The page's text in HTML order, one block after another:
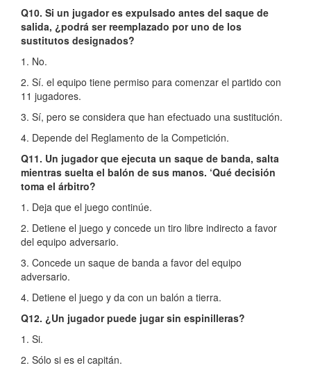
Q10. Si un jugador es expulsado antes del saque de
salida, ¿podrá ser reemplazado por uno de los
sustitutos designados?
1. No.
2. Sí. el equipo tiene permiso para comenzar el partido con
11 jugadores.
3. Sí, pero se considera que han efectuado una sustitución.
4. Depende del Reglamento de la Competición.
Q11. Un jugador que ejecuta un saque de banda, salta
mientras suelta el balón de sus manos. ‘Qué decisión
toma el árbitro?
1. Deja que el juego continúe.
2. Detiene el juego y concede un tiro libre indirecto a favor
del equipo adversario.
3. Concede un saque de banda a favor del equipo
adversario.
4. Detiene el juego y da con un balón a tierra.
Q12. ¿Un jugador puede jugar sin espinilleras?
1. Si.
2. Sólo si es el capitán.